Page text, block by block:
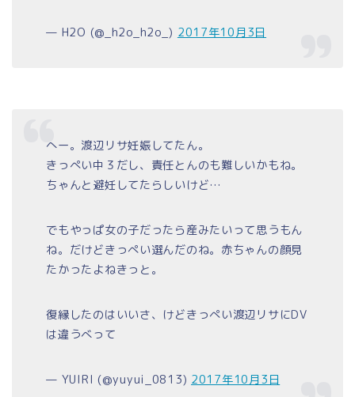
— H2O (@_h2o_h2o_) 2017年10月3日
へー。渡辺リサ妊娠してたん。
きっぺい中３だし、責任とんのも難しいかもね。
ちゃんと避妊してたらしいけど…
でもやっぱ女の子だったら産みたいって思うもん
ね。だけどきっぺい選んだのね。赤ちゃんの顔見
たかったよねきっと。
復縁したのはいいさ、けどきっぺい渡辺リサにDV
は違うべって
— YUIRI (@yuyui_0813) 2017年10月3日